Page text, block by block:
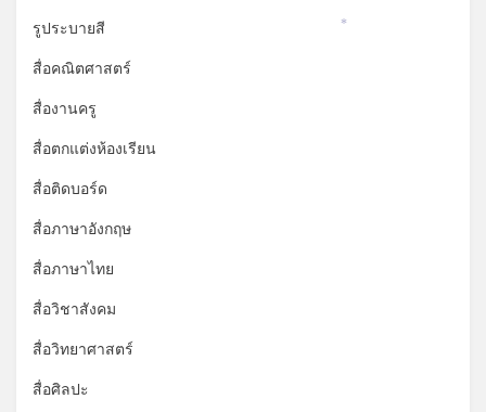
รูประบายสี
สื่อคณิตศาสตร์
สื่องานครู
สื่อตกแต่งห้องเรียน
สื่อติดบอร์ด
สื่อภาษาอังกฤษ
สื่อภาษาไทย
สื่อวิชาสังคม
สื่อวิทยาศาสตร์
สื่อศิลปะ